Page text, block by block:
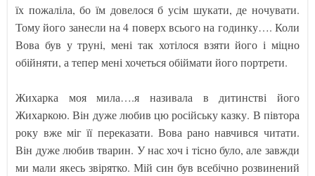
їх пожаліла, бо їм довелося б усім шукати, де ночувати.
Тому його занесли на 4 поверх всього на годинку…. Коли
Вова був у труні, мені так хотілося взяти його і міцно
обійняти, а тепер мені хочеться обіймати його портрети.
Жихарка моя мила….я називала в дитинстві його
Жихаркою. Він дуже любив цю російську казку. В півтора
року вже міг її переказати. Вова рано навчився читати.
Він дуже любив тварин. У нас хоч і тісно було, але завжди
ми мали якесь звірятко. Мій син був всебічно розвинений